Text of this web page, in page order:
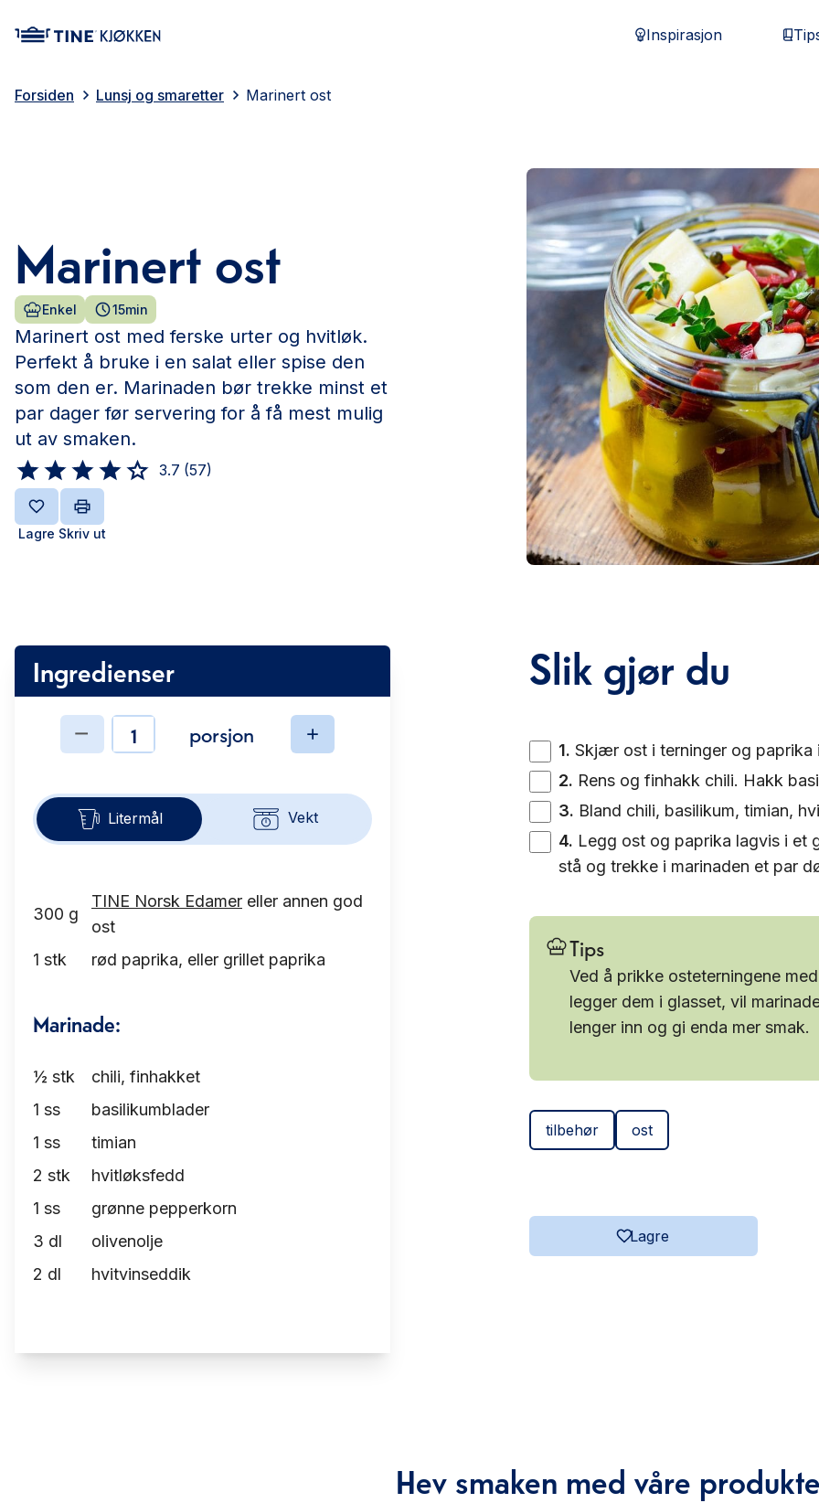
Inspirasjon
Forsiden Lunsj og smaretter Marinert ost
Marinert ost
Enkel 15min
Marinert ost med ferske urter og hvitløk.
Perfekt å bruke i en salat eller spise den
som den er. Marinaden bør trekke minst et
par dager før servering for å få mest mulig
ut av smaken.
3.7 (57)
Lagre Skriv ut
Ingredienser
Ingredienserporsjon
Litermål Vekt
300 g
TINE Norsk Edamer eller annen god
ost
1 stk rød paprika, eller grillet paprika
Marinade:
½ stk
chili, finhakket
1 ss
basilikumblader
1 ss
timian
2 stk
hvitløksfedd
1 ss
grønne pepperkorn
3 dl
olivenolje
2 dl hvitvinseddik
Slik gjør du
1. Skjær ost i terninger og paprika
2. Rens og finhakk chili. Hakk
3. Bland chili, basilikum, timian,
4. Legg ost og paprika lagvis i et
stå og trekke i marinaden et par
Tips
Ved å prikke osteterningene
legger dem i glasset, vil
lenger inn og gi enda mer smak.
tilbehør ost
Lagre
Hev smaken med våre